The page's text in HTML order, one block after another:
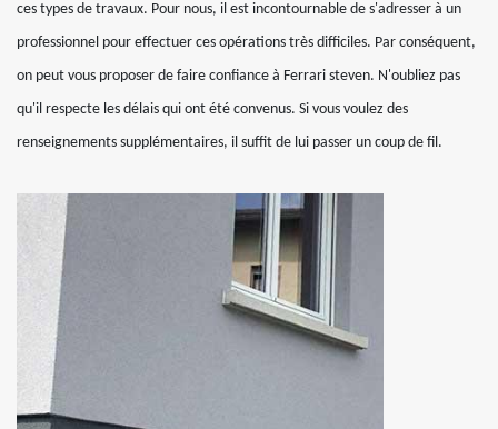
ces types de travaux. Pour nous, il est incontournable de s'adresser à un
professionnel pour effectuer ces opérations très difficiles. Par conséquent,
on peut vous proposer de faire confiance à Ferrari steven. N'oubliez pas
qu'il respecte les délais qui ont été convenus. Si vous voulez des
renseignements supplémentaires, il suffit de lui passer un coup de fil.